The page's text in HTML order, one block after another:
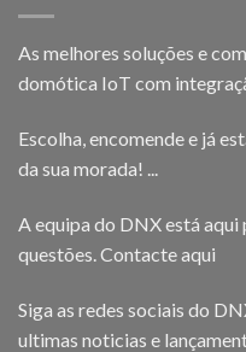
As melhores soluções e
domótica IoT com
Escolha, encomende e já
da sua morada! ...
A equipa do DNX está aqui
questões. Contacte aqui
Siga as redes sociais do
ultimas noticias e